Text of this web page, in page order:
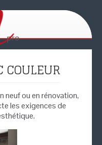
COULEUR
neuf ou en rénovation,
les exigences de